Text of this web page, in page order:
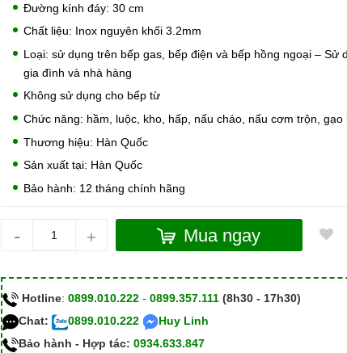
Đường kính đáy: 30 cm
Chất liệu: Inox nguyên khối 3.2mm
Loại: sử dụng trên bếp gas, bếp điện và bếp hồng ngoại – Sử
gia đình và nhà hàng
Không sử dụng cho bếp từ
Chức năng: hầm, luộc, kho, hấp, nấu cháo, nấu cơm trộn, gạo
Thương hiệu: Hàn Quốc
Sản xuất tại: Hàn Quốc
Bảo hành: 12 tháng chính hãng
- + Mua ngay
Hotline: 0899.010.222- 0899.357.111 (8h30 - 17h30)
Chat:
0899.010.222
Huy Linh
Bảo hành - Hợp tác: 0934.633.847